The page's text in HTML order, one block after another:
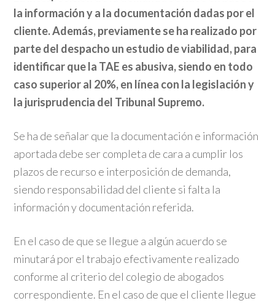
la información y a la documentación dadas por el
cliente. Además, previamente seha realizado por
parte del despacho un estudio de viabilidad, para
identificar que la TAE es abusiva, siendo en todo
caso superior al 20%, en línea con la legislación y
la jurisprudencia del Tribunal Supremo.
Se ha de señalar que la documentación e información
aportada debe ser completa de cara a cumplir los
plazos de recurso e interposición de demanda,
siendo responsabilidad del cliente si falta la
información y documentación referida.
En el caso de que se llegue a algún acuerdo se
minutará por el trabajo efectivamente realizado
conforme al criterio del colegio de abogados
correspondiente. En el caso de que el cliente llegue